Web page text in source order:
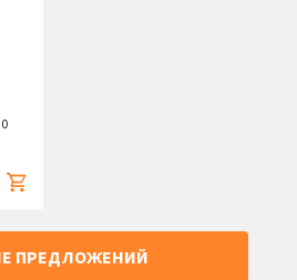
ПРЕДЛОЖЕНИЙ